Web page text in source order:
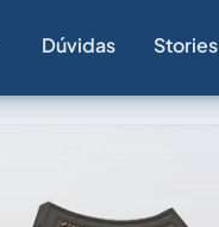
Dúvidas Stories